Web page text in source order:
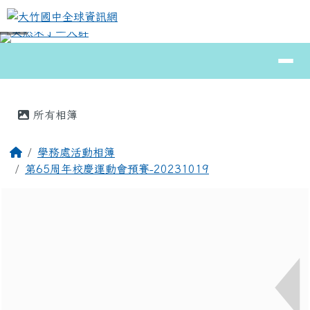
跳至主內容區
大竹國中全球資訊網
⏸
所有相簿
回首頁學務處活動相簿
第65周年校慶運動會預賽-20231019